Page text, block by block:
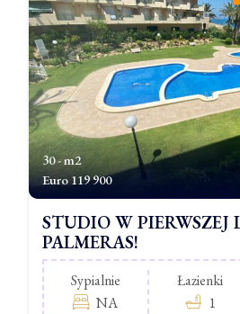
30 - m2
Euro119 900
STUDIO W
PALMERAS!
Sypialnie
NA
Łazienki
1